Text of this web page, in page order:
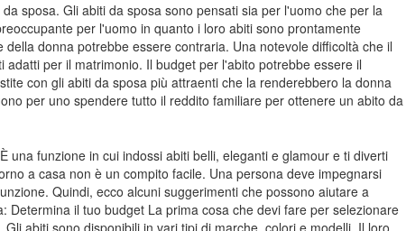
sposa. Gli abiti da sposa sono pensati sia per l'uomo che per la
per l'uomo in quanto i loro abiti sono prontamente
donna potrebbe essere contraria. Una notevole difficoltà che il
per il matrimonio. Il budget per l'abito potrebbe essere il
con gli abiti da sposa più attraenti che la renderebbero la donna
per uno spendere tutto il reddito familiare per ottenere un abito da
funzione in cui indossi abiti belli, eleganti e glamour e ti diverti
a casa non è un compito facile. Una persona deve impegnarsi
Quindi, ecco alcuni suggerimenti che possono aiutare a
il tuo budget La prima cosa che devi fare per selezionare
abiti sono disponibili in vari tipi di marche, colori e modelli. Il loro